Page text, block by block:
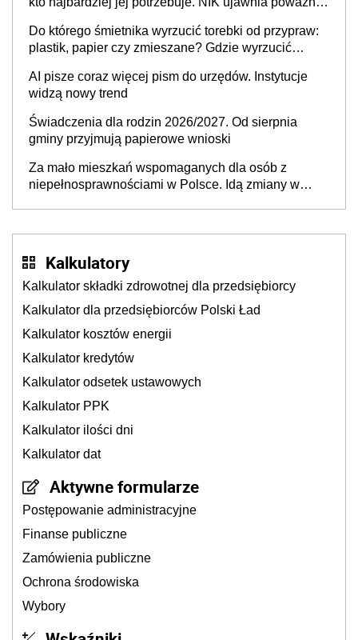
Do którego śmietnika wyrzucić torebki od przypraw:
plastik, papier czy zmieszane? Gdzie wyrzucić
AI pisze coraz więcej pism do urzędów. Instytucje
widzą nowy trend
Świadczenia dla rodzin 2026/2027. Od sierpnia
gminy przyjmują papierowe wnioski
Za mało mieszkań wspomaganych dla osób z
niepełnosprawnościami w Polsce. Idą zmiany w
Kalkulatory
Kalkulator składki zdrowotnej dla przedsiębiorcy
Kalkulator dla przedsiębiorców Polski Ład
Kalkulator kosztów energii
Kalkulator kredytów
Kalkulator odsetek ustawowych
Kalkulator PPK
Kalkulator ilości dni
Kalkulator dat
Aktywne formularze
Postępowanie administracyjne
Finanse publiczne
Zamówienia publiczne
Ochrona środowiska
Wybory